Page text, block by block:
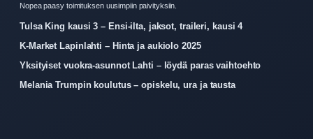
Nopea paasy toimituksen uusimpiin paivityksiin.
Tulsa King kausi 3 – Ensi-ilta, jaksot, traileri, kausi 4
K-Market Lapinlahti – Hinta ja aukiolo 2025
Yksityiset vuokra-asunnot Lahti – löydä paras vaihtoehto
Melania Trumpin koulutus – opiskelu, ura ja tausta